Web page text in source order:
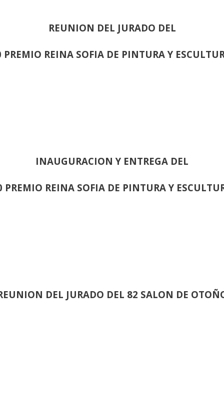
REUNION DEL JURADO DEL
PREMIO REINA SOFIA DE PINTURA Y
INAUGURACION Y ENTREGA DEL
PREMIO REINA SOFIA DE PINTURA Y
DEL JURADO DEL 82 SALON DE